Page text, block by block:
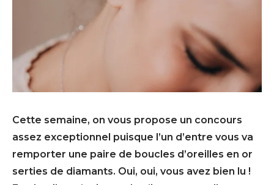
Cette semaine, on vous propose un concours
assez exceptionnel puisque l’un d’entre vous va
remporter une paire de boucles d’oreilles en or
serties de diamants. Oui, oui, vous avez bien lu !